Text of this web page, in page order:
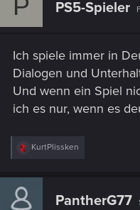
P PS5-Spieler
Ich spiele immer in
Dialogen und
Und wenn ein Spiel
ich es nur, wenn es
R
c
i
KurtPlissken
PantherG77